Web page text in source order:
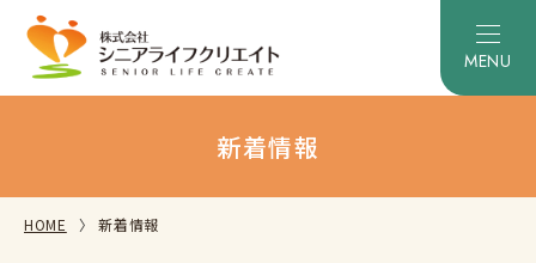
新着情報
HOME 新着情報